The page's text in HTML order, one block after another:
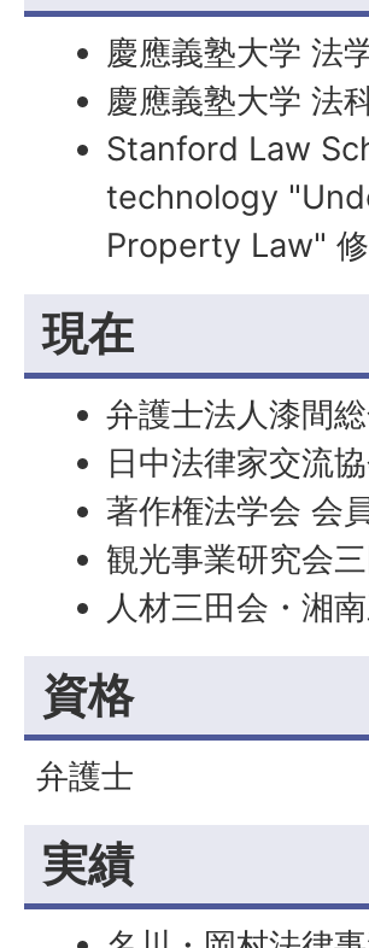
慶應義塾大学 法
慶應義塾大学 法
Stanford Law
technology
Property Law"
現在
弁護士法人漆間
日中法律家交流
著作権法学会 会
観光事業研究会
人材三田会・湘
資格
弁護士
実績